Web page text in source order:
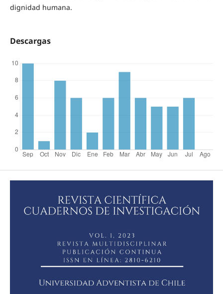
dignidad humana.
Descargas